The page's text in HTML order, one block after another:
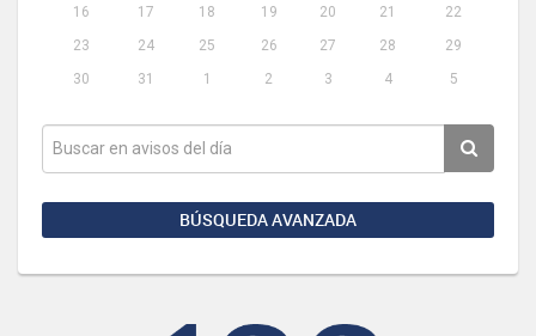
16
17 18 19 20 21
22
23
24 25 26 27 28
29
30
31 1 2 3 4 5
BÚSQUEDA AVANZADA